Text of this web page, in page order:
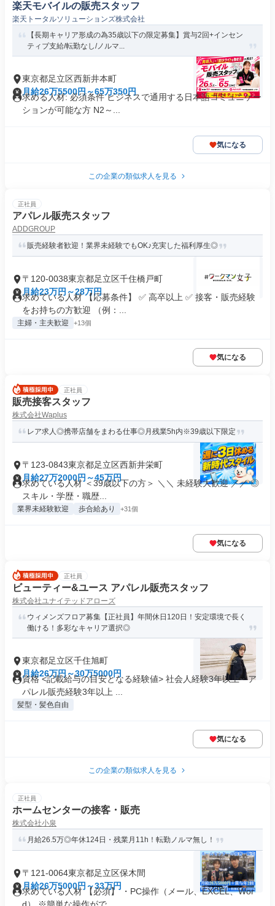
楽天モバイルの販売スタッフ
楽天トータルソリューションズ株式会社
【長期キャリア形成の為35歳以下の限定募集】賞与2回+インセン
ティブ支給/転勤なし/ノルマ...
東京都足立区西新井本町
月給26万5500円～65万350円
求める人材: 必須条件 ビジネスで通用する日本語コミュニケー
ションが可能な方 N2～...
気になる
この企業の類似求人を見る
正社員
アパレル販売スタッフ
ADDGROUP
販売経験者歓迎！業界未経験でもOK♪充実した福利厚生◎
〒120-0038東京都足立区千住橋戸町
月給23万円～28万円
求めている人材 【応募条件】 ✅ 高卒以上 ✅ 接客・販売経験
をお持ちの方歓迎 （例：...
主婦・主夫歓迎 +13個
気になる
正社員
販売接客スタッフ
株式会社Waplus
レア求人◎携帯店舗をまわる仕事◎月残業5h内※39歳以下限定
〒123-0843東京都足立区西新井栄町
月給27万2000円～45万円
求めている人材 ＜39歳以下の方＞ ＼＼ 未経験大歓迎 ／／ ◎
スキル・学歴・職歴...
業界未経験歓迎 歩合給あり +31個
気になる
正社員
ビューティー&ユース アパレル販売スタッフ
株式会社ユナイテッドアローズ
ウィメンズフロア募集【正社員】年間休日120日！安定環境で長く
働ける！多彩なキャリア選択◎
東京都足立区千住旭町
月給26万円～30万5000円
資格 <記載給与の目安となる経験値> 社会人経験3年以上・ア
パレル販売経験3年以上 ...
髪型・髪色自由
気になる
この企業の類似求人を見る
正社員
ホームセンターの接客・販売
株式会社小泉
月給26.5万◎年休124日・残業月11h！転勤ノルマ無し！
〒121-0064東京都足立区保木間
月給26万5000円～33万円
求めている人材 【必須】 ・PC操作（メール、EXCEL、Wor